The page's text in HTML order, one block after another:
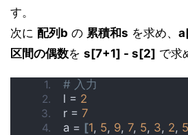
す。
次に 配列b の 累積和s を求め、
区間の偶数を s[7+1] - s[2] で求
# 入力
l = 2
r = 7
a = [1, 5, 9, 7, 5, 3, 2, 5